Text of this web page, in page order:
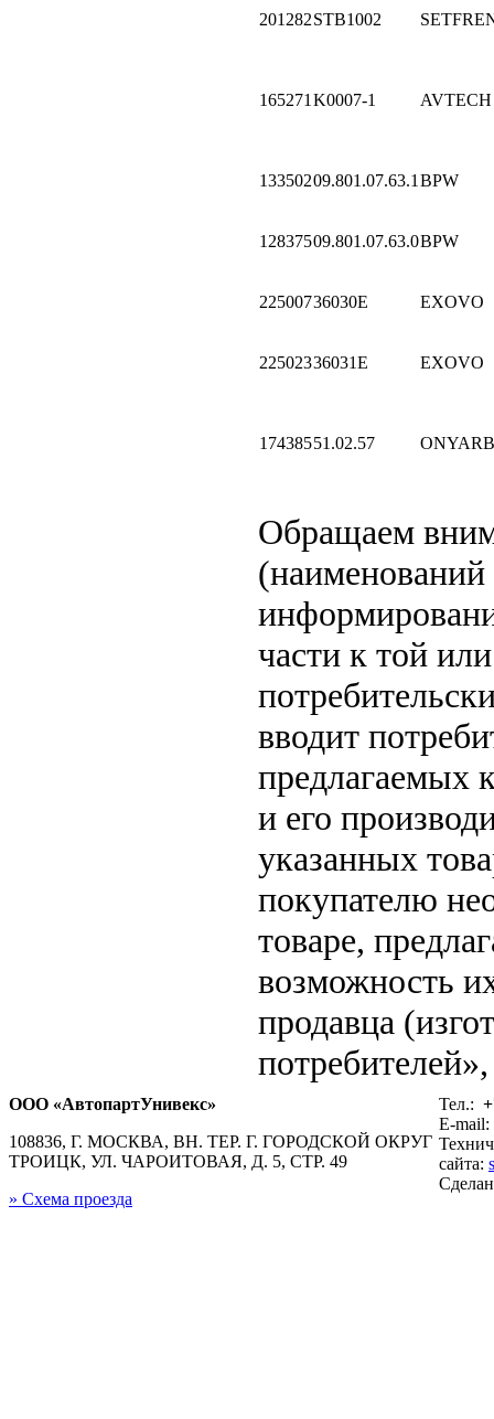
201282STB1002
165271 K0007-1 AVTECH
13350209.801.07.63.1 BPW
12837509.801.07.63.0BPW
22500736030E EXOVO
22502336031E EXOVO
17438551.02.57
Обращаем
(наименований
части к той
вводит
предлагаемых
и его
указанных
покупателю
товаре,
возможность
продавца
ООО «АвтопартУнивекс»
108836, Г. МОСКВА, ВН. ТЕР. Г. ГОРОДСКОЙ ОКРУГ
ТРОИЦК, УЛ. ЧАРОИТОВАЯ, Д. 5, СТР. 49
» Схема проезда
Тел.:
E-mail:
сайта: